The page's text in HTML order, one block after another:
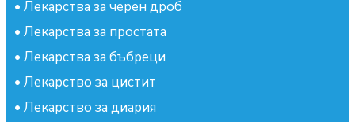
• Лекарства за черен дроб
• Лекарства за простата
• Лекарства за бъбреци
• Лекарство за цистит
• Лекарство за диария